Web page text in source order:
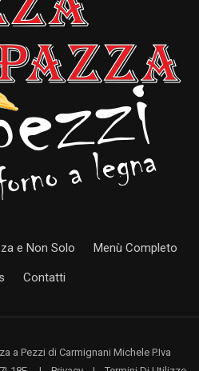
e Non Solo Menù Completo
Contatti
a Pezzi di Carmignani Michele P.Iva